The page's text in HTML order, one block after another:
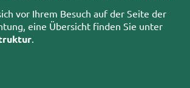
vor Ihrem Besuch auf der Seite der
eine Übersicht finden Sie unter